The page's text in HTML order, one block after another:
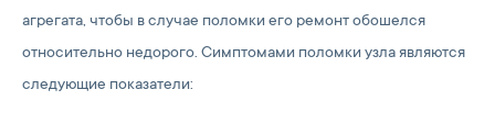
агрегата, чтобы в случае поломки его ремонт обошелся
относительно недорого. Симптомами поломки узла являются
следующие показатели: